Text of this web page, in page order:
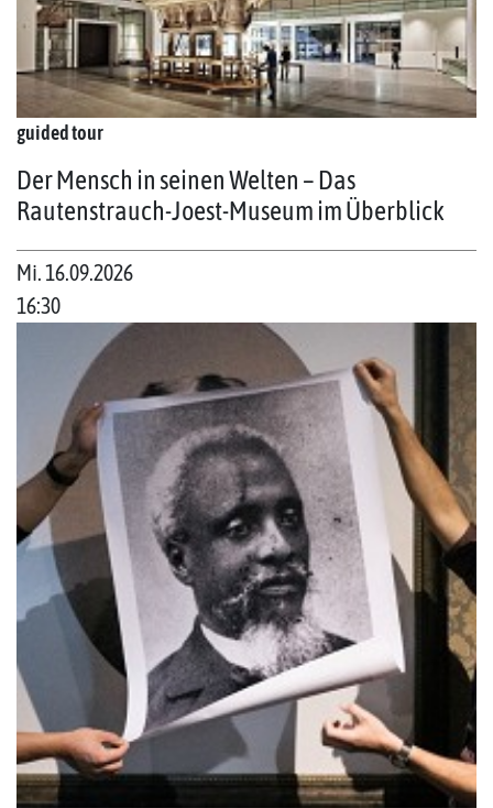
guided tour
Der Mensch in seinen Welten – Das
Rautenstrauch-Joest-Museum im Überblick
Mi. 16.09.2026
16:30